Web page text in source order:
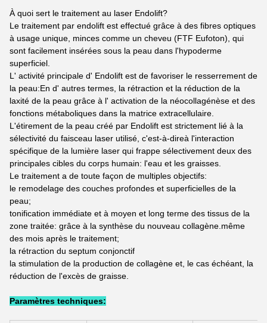
À quoi sert le traitement au laser Endolift?
Le traitement par endolift est effectué grâce à des fibres optiques
à usage unique, minces comme un cheveu (FTF Eufoton), qui
sont facilement insérées sous la peau dans l'hypoderme
superficiel.
L' activité principale d' Endolift est de favoriser le resserrement de
la peau:En d' autres termes, la rétraction et la réduction de la
laxité de la peau grâce à l' activation de la néocollagénèse et des
fonctions métaboliques dans la matrice extracellulaire.
L'étirement de la peau créé par Endolift est strictement lié à la
sélectivité du faisceau laser utilisé, c'est-à-direà l'interaction
spécifique de la lumière laser qui frappe sélectivement deux des
principales cibles du corps humain: l'eau et les graisses.
Le traitement a de toute façon de multiples objectifs:
le remodelage des couches profondes et superficielles de la
peau;
tonification immédiate et à moyen et long terme des tissus de la
zone traitée: grâce à la synthèse du nouveau collagène.même
des mois après le traitement;
la rétraction du septum conjonctif
la stimulation de la production de collagène et, le cas échéant, la
réduction de l'excès de graisse.
Paramètres techniques: